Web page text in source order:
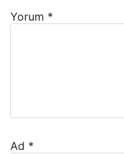
Yorum *
Ad *